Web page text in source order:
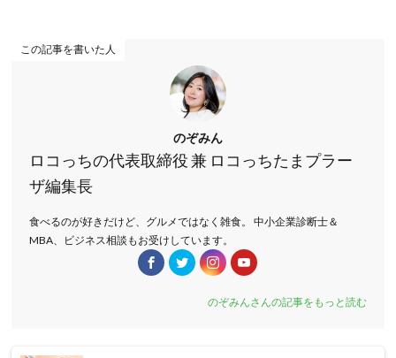
この記事を書いた人
のぞみん
ロコっちの代表取締役 兼 ロコっちたまプラー
ザ編集長
食べるのが好きだけど、グルメではなく雑食。 中小企業診断士＆
MBA、ビジネス相談もお受けしています。
のぞみんさんの記事をもっと読む